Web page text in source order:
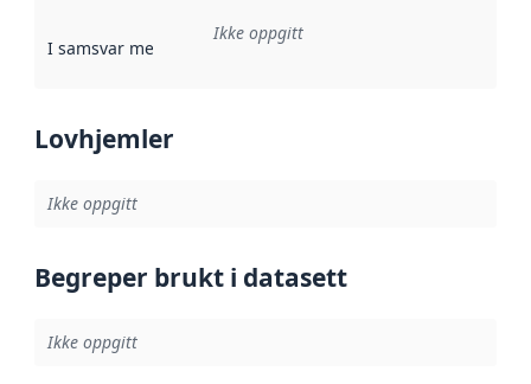
I samsvar med Referanse til en implementasjonsregel
Ikke oppgitt
Lovhjemler
Ikke oppgitt
Begreper brukt i datasett
Ikke oppgitt